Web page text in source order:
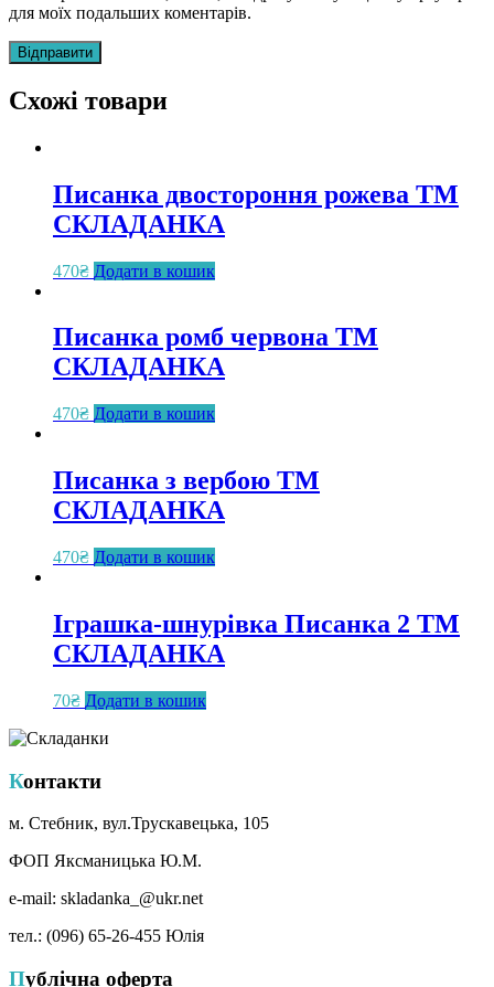
для моїх подальших коментарів.
Схожі товари
Писанка двостороння рожева ТМ
СКЛАДАНКА
470₴ Додати в кошик
Писанка ромб червона ТМ
СКЛАДАНКА
470₴ Додати в кошик
Писанка з вербою ТМ
СКЛАДАНКА
470₴ Додати в кошик
Іграшка-шнурівка Писанка 2 ТМ
СКЛАДАНКА
70₴ Додати в кошик
Контакти
м. Стебник, вул.Трускавецька, 105
ФОП Яксманицька Ю.М.
e-mail: skladanka_@ukr.net
тел.: (096) 65-26-455 Юлія
Публічна оферта